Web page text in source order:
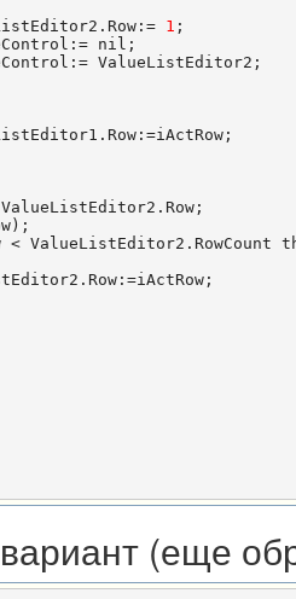
1 ;
nil;
ValueListEditor2;
< ValueListEditor2.RowCount
(еще